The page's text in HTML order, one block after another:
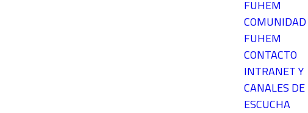
FUHEM
COMUNIDAD
FUHEM
CONTACTO
INTRANET Y
CANALES DE
ESCUCHA